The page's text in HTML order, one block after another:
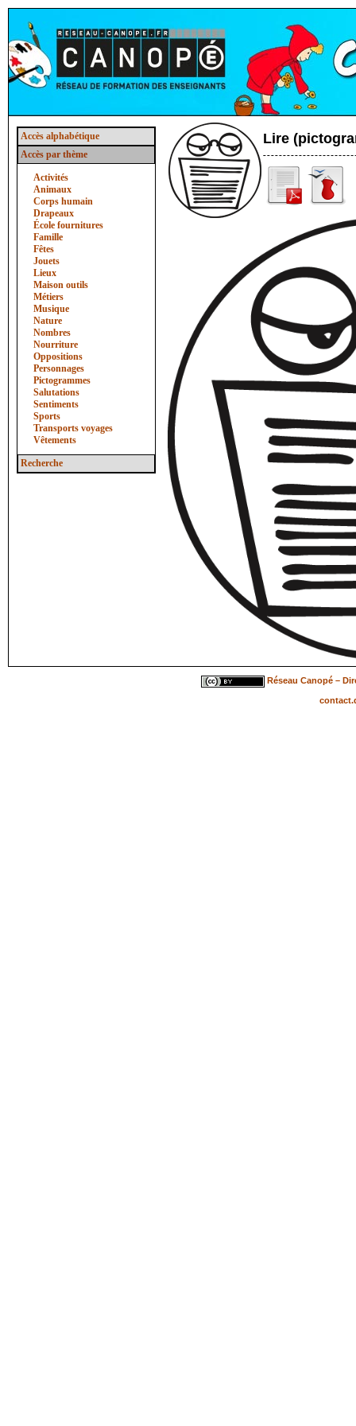
Accès alphabétique
Accès par thème
Activités
Animaux
Corps humain
Drapeaux
École fournitures
Famille
Fêtes
Jouets
Lieux
Maison outils
Métiers
Musique
Nature
Nombres
Nourriture
Oppositions
Personnages
Pictogrammes
Salutations
Sentiments
Sports
Transports voyages
Vêtements
Recherche
Lire
Réseau Canopé –